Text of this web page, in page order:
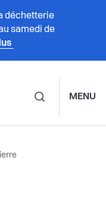
déchetterie
samedi de
MENU